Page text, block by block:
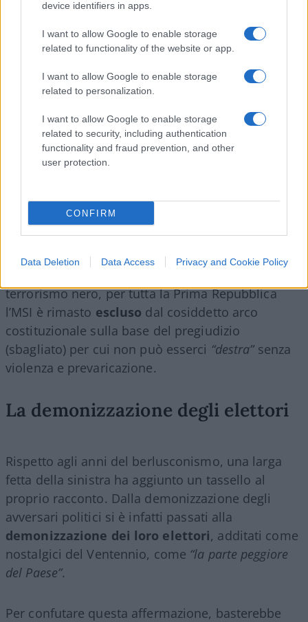
device identifiers in apps.
I want to allow Google to enable storage
related to functionality of the website or app.
I want to allow Google to enable storage
related to personalization.
I want to allow Google to enable storage
related to security, including authentication
functionality and fraud prevention, and other
user protection.
CONFIRM
Data Deletion Data Access Privacy and Cookie Policy
comunale di Grosseto”. La logica, purtroppo, è
sempre la stessa: spaccare il Paese in due,
attribuendo (o revocando)patenti di legittimità
professorLuigi Curini . Dall’altro, ideplorables
coloro che non meritano rispetto, che possono
esserevilipesi a testate e a reti quasi
appartiene alpantheonculturale del progressismo
viene automaticamente condannato alla
memoriae.
terrorismo nero, per tutta la Prima Repubblica
l’MSI è rimasto escluso dal cosiddetto arco
costituzionale sulla base del pregiudizio
(sbagliato) per cui non può esserci “destra”senza
violenza e prevaricazione.
La demonizzazione degli elettori
Rispetto agli anni del berlusconismo, una larga
fetta della sinistra ha aggiunto un tassello al
proprio racconto. Dalla demonizzazione degli
avversari politici si è infatti passati alla
demonizzazione dei loro elettori, additati come
nostalgici del Ventennio, come “la parte peggiore
del Paese”.
Per confutare questa affermazione, basterebbe